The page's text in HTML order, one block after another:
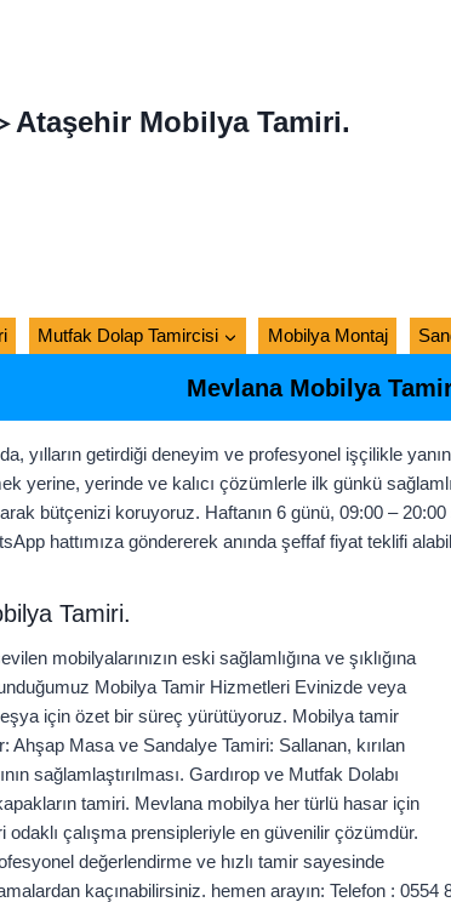
Ataşehir Mobilya Tamiri.
Mutfak Dolap Tamircisi Mobilya Montaj
Mevlana Mobilya
yılların getirdiği deneyim ve profesyonel işçilikle
yerine, yerinde ve kalıcı çözümlerle ilk günkü
bütçenizi koruyoruz. Haftanın 6 günü, 09:00 –
hattımıza göndererek anında şeffaf fiyat teklifi
Tamiri.
mobilyalarınızın eski sağlamlığına ve şıklığına
Mobilya Tamir Hizmetleri Evinizde veya
için özet bir süreç yürütüyoruz. Mobilya tamir
Masa ve Sandalye Tamiri: Sallanan, kırılan
sağlamlaştırılması. Gardırop ve Mutfak Dolabı
tamiri. Mevlana mobilya her türlü hasar için
çalışma prensipleriyle en güvenilir çözümdür.
değerlendirme ve hızlı tamir sayesinde
kaçınabilirsiniz. hemen arayın: Telefon :